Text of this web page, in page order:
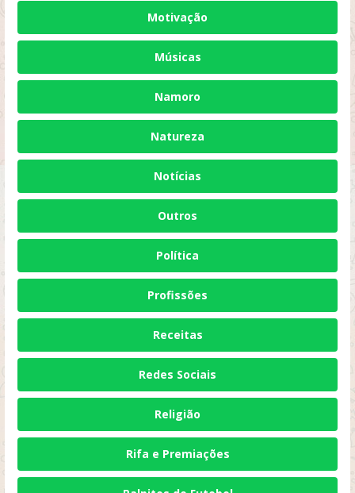
Motivação
Músicas
Namoro
Natureza
Notícias
Outros
Política
Profissões
Receitas
Redes Sociais
Religião
Rifa e Premiações